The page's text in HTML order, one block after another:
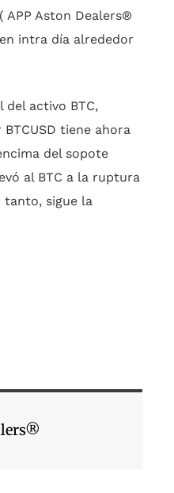
APP Aston Dealers®
intra día alrededor
del activo BTC,
tiene ahora
del sopote
al BTC a la ruptura
tanto, sigue la